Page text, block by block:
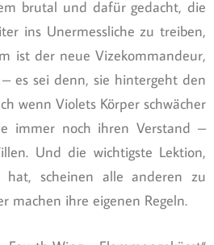
brutal und dafür gedacht, die
ins Unermessliche zu treiben,
ist der neue Vizekommandeur,
es sei denn, sie hintergeht den
wenn Violets Körper schwächer
immer noch ihren Verstand –
Und die wichtigste Lektion,
scheinen alle anderen zu
machen ihre eigenen Regeln.